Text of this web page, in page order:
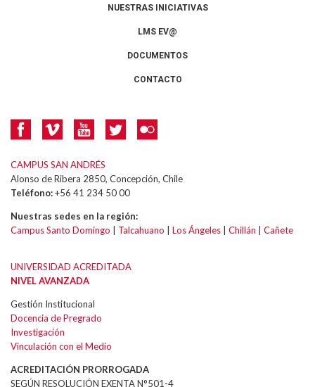
NUESTRAS INICIATIVAS
LMS EV@
DOCUMENTOS
CONTACTO
CAMPUS SAN ANDRÉS
Alonso de Ribera 2850, Concepción, Chile
Teléfono:+56 41 234 50 00
Nuestras sedes en la región:
Campus Santo Domingo
Talcahuano Los Ángeles Chillán Cañete
UNIVERSIDAD ACREDITADA
NIVEL AVANZADA
Gestión Institucional
Docencia de Pregrado
Investigación
Vinculación con el Medio
ACREDITACIÓN PRORROGADA
SEGÚN RESOLUCIÓN EXENTA N°501-4